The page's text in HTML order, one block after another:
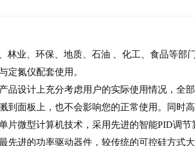
业、环保、地质、石油 、化工、食品等部
定氮仪配套使用。
设计上充分考虑用户的实际使用情况，全
到面板上，也不会影响您的正常使用。同时
片微型计算机技术，采用先进的智能PID调
先进的功率驱动器件，较传统的可控硅方式